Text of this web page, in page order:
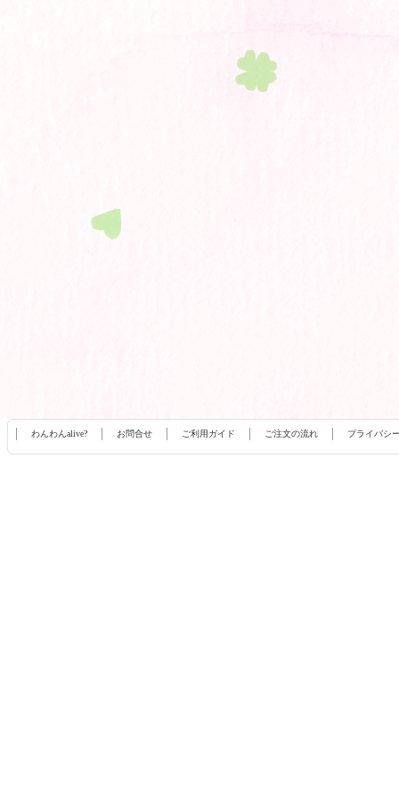
わんわんalive? お問合せ ご利用ガイド ご注文の流れ プライバシ